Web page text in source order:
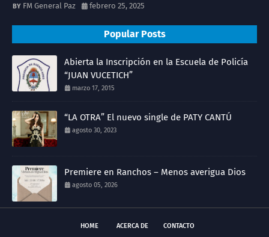
FM General Paz febrero 25, 2025
Popular Posts
Abierta la Inscripción en la Escuela de Policía
“JUAN VUCETICH”
marzo 17, 2015
“LA OTRA” El nuevo single de PATY CANTÚ
agosto 30, 2023
Premiere en Ranchos – Menos averigua Dios
agosto 05, 2026
HOME ACERCA DE CONTACTO